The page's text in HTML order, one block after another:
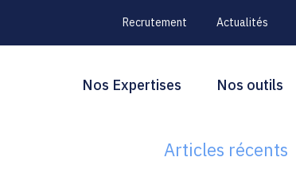
Recrutement Actualités
Principal
Nos Expertises Nos outils
Blog
Rechercher
Articles récents